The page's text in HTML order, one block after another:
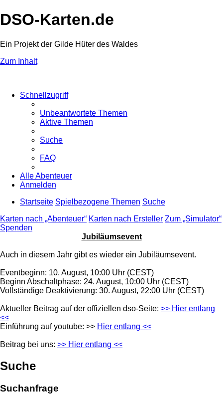
DSO-Karten.de
Ein Projekt der Gilde Hüter des Waldes
Zum Inhalt
Schnellzugriff
Unbeantwortete Themen
Aktive Themen
Suche
FAQ
Alle Abenteuer
Anmelden
Startseite Spielbezogene Themen Suche
Karten nach „Abenteuer“ Karten nach Ersteller Zum „Simulator“
Spenden
Jubiläumsevent
Auch in diesem Jahr gibt es wieder ein Jubiläumsevent.
Eventbeginn: 10. August, 10:00 Uhr (CEST)
Beginn Abschaltphase: 24. August, 10:00 Uhr (CEST)
Vollständige Deaktivierung: 30. August, 22:00 Uhr (CEST)
Aktueller Beitrag auf der offiziellen dso-Seite: >> Hier entlang
<<
Einführung auf youtube: >> Hier entlang <<
Beitrag bei uns: >> Hier entlang <<
Suche
Suchanfrage